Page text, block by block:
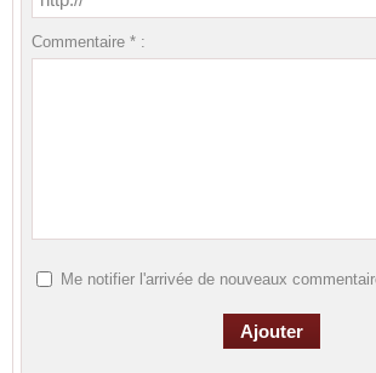
Commentaire * :
Me notifier l'arrivée de nouveaux